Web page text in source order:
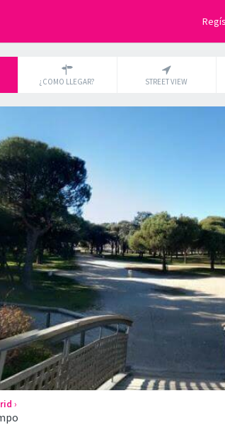
¿COMO LLEGAR? STREET VIEW
›